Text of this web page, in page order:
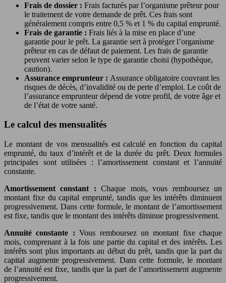
Frais de dossier : Frais facturés par l’organisme prêteur pour
le traitement de votre demande de prêt. Ces frais sont
généralement compris entre 0,5 % et 1 % du capital emprunté.
Frais de garantie : Frais liés à la mise en place d’une
garantie pour le prêt. La garantie sert à protéger l’organisme
prêteur en cas de défaut de paiement. Les frais de garantie
peuvent varier selon le type de garantie choisi (hypothèque,
caution).
Assurance emprunteur : Assurance obligatoire couvrant les
risques de décès, d’invalidité ou de perte d’emploi. Le coût de
l’assurance emprunteur dépend de votre profil, de votre âge et
de l’état de votre santé.
Le calcul des mensualités
Le montant de vos mensualités est calculé en fonction du capital
emprunté, du taux d’intérêt et de la durée du prêt. Deux formules
principales sont utilisées : l’amortissement constant et l’annuité
constante.
Amortissement constant :Chaque mois, vous remboursez un
montant fixe du capital emprunté, tandis que les intérêts diminuent
progressivement. Dans cette formule, le montant de l’amortissement
est fixe, tandis que le montant des intérêts diminue progressivement.
Annuité constante :Vous remboursez un montant fixe chaque
mois, comprenant à la fois une partie du capital et des intérêts. Les
intérêts sont plus importants au début du prêt, tandis que la part du
capital augmente progressivement. Dans cette formule, le montant
de l’annuité est fixe, tandis que la part de l’amortissement augmente
progressivement.